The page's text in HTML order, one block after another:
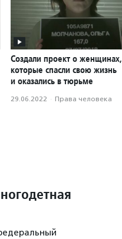
Создали проект о женщинах,
которые спасли свою жизнь
и оказались в тюрьме
29.06.2022 · Права человека